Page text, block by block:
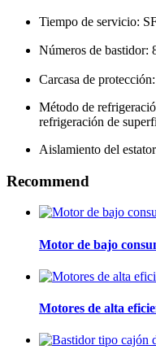
Tiempo de servicio:
Números de bastidor:
Carcasa de
Método de
refrigeración de
Aislamiento del
Recommend
Motor de bajo
Motores de alta